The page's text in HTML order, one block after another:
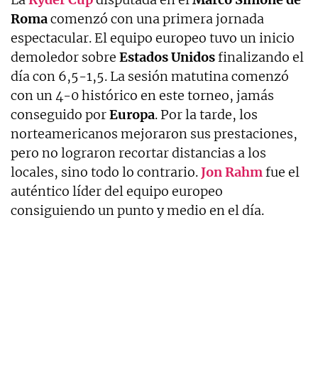
Romacomenzó con una primera jornada
espectacular. El equipo europeo tuvo un inicio
demoledor sobre Estados Unidosfinalizando el
día con 6,5-1,5. La sesión matutina comenzó
con un 4-0 histórico en este torneo, jamás
conseguido porEuropa. Por la tarde, los
norteamericanos mejoraron sus prestaciones,
pero no lograron recortar distancias a los
locales, sino todo lo contrario.Jon Rahmfue el
auténtico líder del equipo europeo
consiguiendo un punto y medio en el día.